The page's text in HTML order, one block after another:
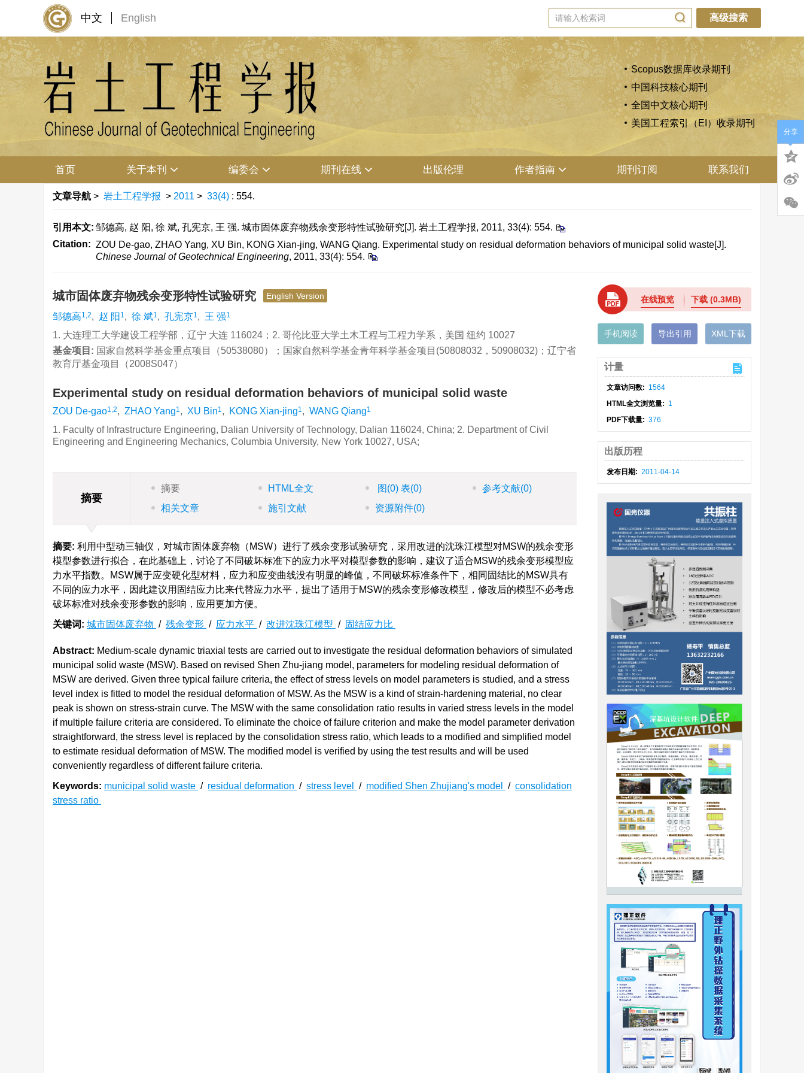
中文 English 高级搜索
Scopus数据库收录期刊
中国科技核心期刊
全国中文核心期刊
美国工程索引（EI）收录期刊
首页 关于本刊 编委会 期刊在线 出版伦理 作者指南 期刊订阅 联系我们
文章导航 > 岩土工程学报 > 2011 > 33(4) : 554.
引用本文: 邹德高, 赵 阳, 徐 斌, 孔宪京, 王 强. 城市固体废弃物残余变形特性试验研究[J]. 岩土工程学报, 2011, 33(4): 554.
Citation: ZOU De-gao, ZHAO Yang, XU Bin, KONG Xian-jing, WANG Qiang. Experimental study on residual deformation behaviors of municipal solid waste[J].
Chinese Journal of Geotechnical Engineering, 2011, 33(4): 554.
城市固体废弃物残余变形特性试验研究 English Version
邹德高1,2, 赵 阳 1, 徐 斌1, 孔宪京1, 王 强1
1. 大连理工大学建设工程学部，辽宁 大连 116024；2. 哥伦比亚大学土木工程与工程力学系，美国 纽约 10027
基金项目: 国家自然科学基金重点项目（50538080）；国家自然科学基金青年科学基金项目(50808032，50908032)；辽宁省
教育厅基金项目（2008S047）
Experimental study on residual deformation behaviors of municipal solid waste
ZOU De-gao1,2, ZHAO Yang1, XU Bin1, KONG Xian-jing1, WANG Qiang1
1. Faculty of Infrastructure Engineering, Dalian University of Technology, Dalian 116024, China; 2. Department of Civil
Engineering and Engineering Mechanics, Columbia University, New York 10027, USA;
摘要
摘要 HTML全文 图 (0) 表(0) 参考文献(0)
相关文章
施引文献 资源附件(0)
摘要: 利用中型动三轴仪，对城市固体废弃物（MSW）进行了残余变形试验研究，采用改进的沈珠江模型对MSW的残余变形
模型参数进行拟合，在此基础上，讨论了不同破坏标准下的应力水平对模型参数的影响，建议了适合MSW的残余变形模型应
力水平指数。MSW属于应变硬化型材料，应力和应变曲线没有明显的峰值，不同破坏标准条件下，相同固结比的MSW具有
不同的应力水平，因此建议用固结应力比来代替应力水平，提出了适用于MSW的残余变形修改模型，修改后的模型不必考虑
破坏标准对残余变形参数的影响，应用更加方便。
关键词: 城市固体废弃物 / 残余变形 / 应力水平 / 改进沈珠江模型 / 固结应力比
Abstract: Medium-scale dynamic triaxial tests are carried out to investigate the residual deformation behaviors of simulated
municipal solid waste (MSW). Based on revised Shen Zhu-jiang model, parameters for modeling residual deformation of
MSW are derived. Given three typical failure criteria, the effect of stress levels on model parameters is studied, and a stress
level index is fitted to model the residual deformation of MSW. As the MSW is a kind of strain-hardening material, no clear
peak is shown on stress-strain curve. The MSW with the same consolidation ratio results in varied stress levels in the model
if multiple failure criteria are considered. To eliminate the choice of failure criterion and make the model parameter derivation
straightforward, the stress level is replaced by the consolidation stress ratio, which leads to a modified and simplified model
to estimate residual deformation of MSW. The modified model is verified by using the test results and will be used
conveniently regardless of different failure criteria.
Keywords: municipal solid waste / residual deformation / stress level / modified Shen Zhujiang's model / consolidation
stress ratio
在线预览 下载(0.3MB)
手机阅读 导出引用 XML下载
计量
文章访问数: 1564
HTML全文浏览量: 1
PDF下载量: 376
出版历程
发布日期: 2011-04-14
分享